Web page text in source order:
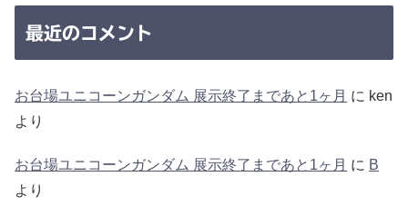
最近のコメント
お台場ユニコーンガンダム 展示終了まであと1ヶ月 に ken
より
お台場ユニコーンガンダム 展示終了まであと1ヶ月 に B
より